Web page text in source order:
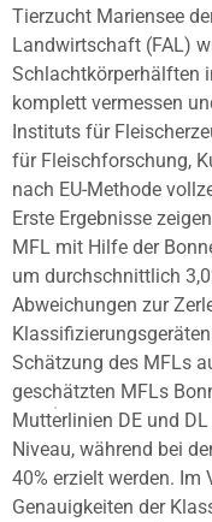
Tierzucht Mariensee
Landwirtschaft (FAL)
Schlachtkörperhälften
komplett vermessen
Instituts für
für Fleischforschung,
nach EU-Methode
Erste Ergebnisse
MFL mit Hilfe der
um durchschnittlich
Abweichungen zur
Schätzung des MFLs
geschätzten MFLs
Mutterlinien DE und
Niveau, während bei
40% erzielt werden. Im
Genauigkeiten der